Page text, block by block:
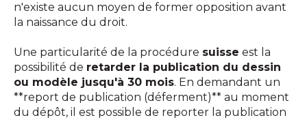
n'existe aucun moyen de former opposition avant
la naissance du droit.
Une particularité de la procédure suisse est la
possibilité de retarder la publication du dessin
ou modèle jusqu'à 30 mois. En demandant un
**report de publication (déferment)** au moment
du dépôt, il est possible de reporter la publication